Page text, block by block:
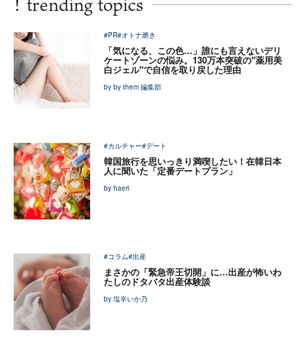
#PR#オトナ磨き
「気になる、この色…」誰にも言えないデリ
ケートゾーンの悩み。130万本突破の"薬用美
白ジェル"で自信を取り戻した理由
by by them 編集部
#カルチャー#デート
韓国旅行を思いっきり満喫したい！在韓日本
人に聞いた「定番デートプラン」
by haeri
#コラム#出産
まさかの「緊急帝王切開」に…出産が怖いわ
たしのドタバタ出産体験談
by 塩辛いか乃